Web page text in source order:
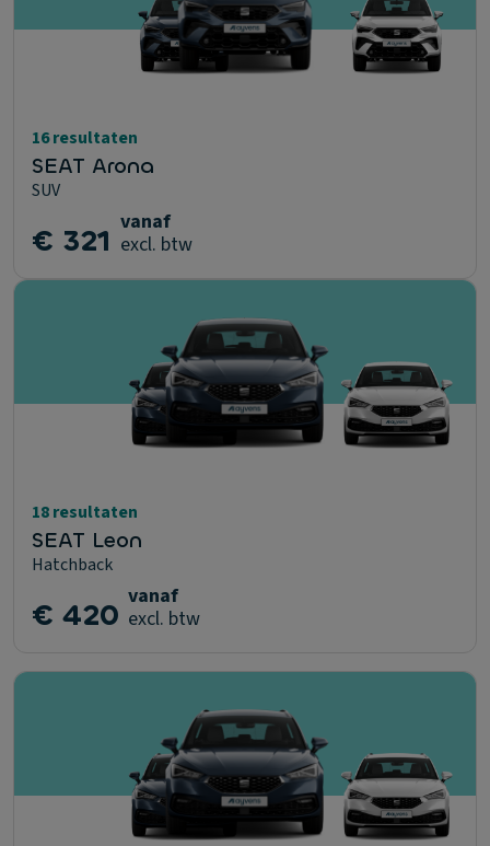
16 resultaten
SEAT Arona
SUV
€ 321 vanaf
excl. btw
18 resultaten
SEAT Leon
Hatchback
€ 420 vanaf
excl. btw